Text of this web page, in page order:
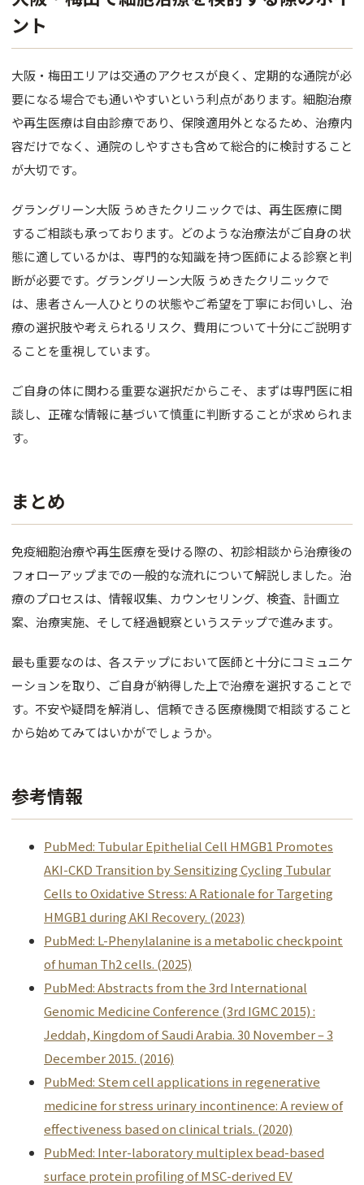
ント
大阪・梅田エリアは交通のアクセスが良く、定期的な通院が必
要になる場合でも通いやすいという利点があります。細胞治療
や再生医療は自由診療であり、保険適用外となるため、治療内
容だけでなく、通院のしやすさも含めて総合的に検討すること
が大切です。
グラングリーン大阪 うめきたクリニックでは、再生医療に関
するご相談も承っております。どのような治療法がご自身の状
態に適しているかは、専門的な知識を持つ医師による診察と判
断が必要です。グラングリーン大阪 うめきたクリニックで
は、患者さん一人ひとりの状態やご希望を丁寧にお伺いし、治
療の選択肢や考えられるリスク、費用について十分にご説明す
ることを重視しています。
ご自身の体に関わる重要な選択だからこそ、まずは専門医に相
談し、正確な情報に基づいて慎重に判断することが求められま
す。
まとめ
免疫細胞治療や再生医療を受ける際の、初診相談から治療後の
フォローアップまでの一般的な流れについて解説しました。治
療のプロセスは、情報収集、カウンセリング、検査、計画立
案、治療実施、そして経過観察というステップで進みます。
最も重要なのは、各ステップにおいて医師と十分にコミュニケ
ーションを取り、ご自身が納得した上で治療を選択することで
す。不安や疑問を解消し、信頼できる医療機関で相談すること
から始めてみてはいかがでしょうか。
参考情報
PubMed: Tubular Epithelial Cell HMGB1 Promotes
AKI-CKD Transition by Sensitizing Cycling Tubular
Cells to Oxidative Stress: A Rationale for Targeting
HMGB1 during AKI Recovery. (2023)
PubMed: L-Phenylalanine is a metabolic checkpoint
of human Th2 cells. (2025)
PubMed: Abstracts from the 3rd International
Genomic Medicine Conference (3rd IGMC 2015) :
Jeddah, Kingdom of Saudi Arabia. 30 November – 3
December 2015. (2016)
PubMed: Stem cell applications in regenerative
medicine for stress urinary incontinence: A review of
effectiveness based on clinical trials. (2020)
PubMed: Inter-laboratory multiplex bead-based
surface protein profiling of MSC-derived EV